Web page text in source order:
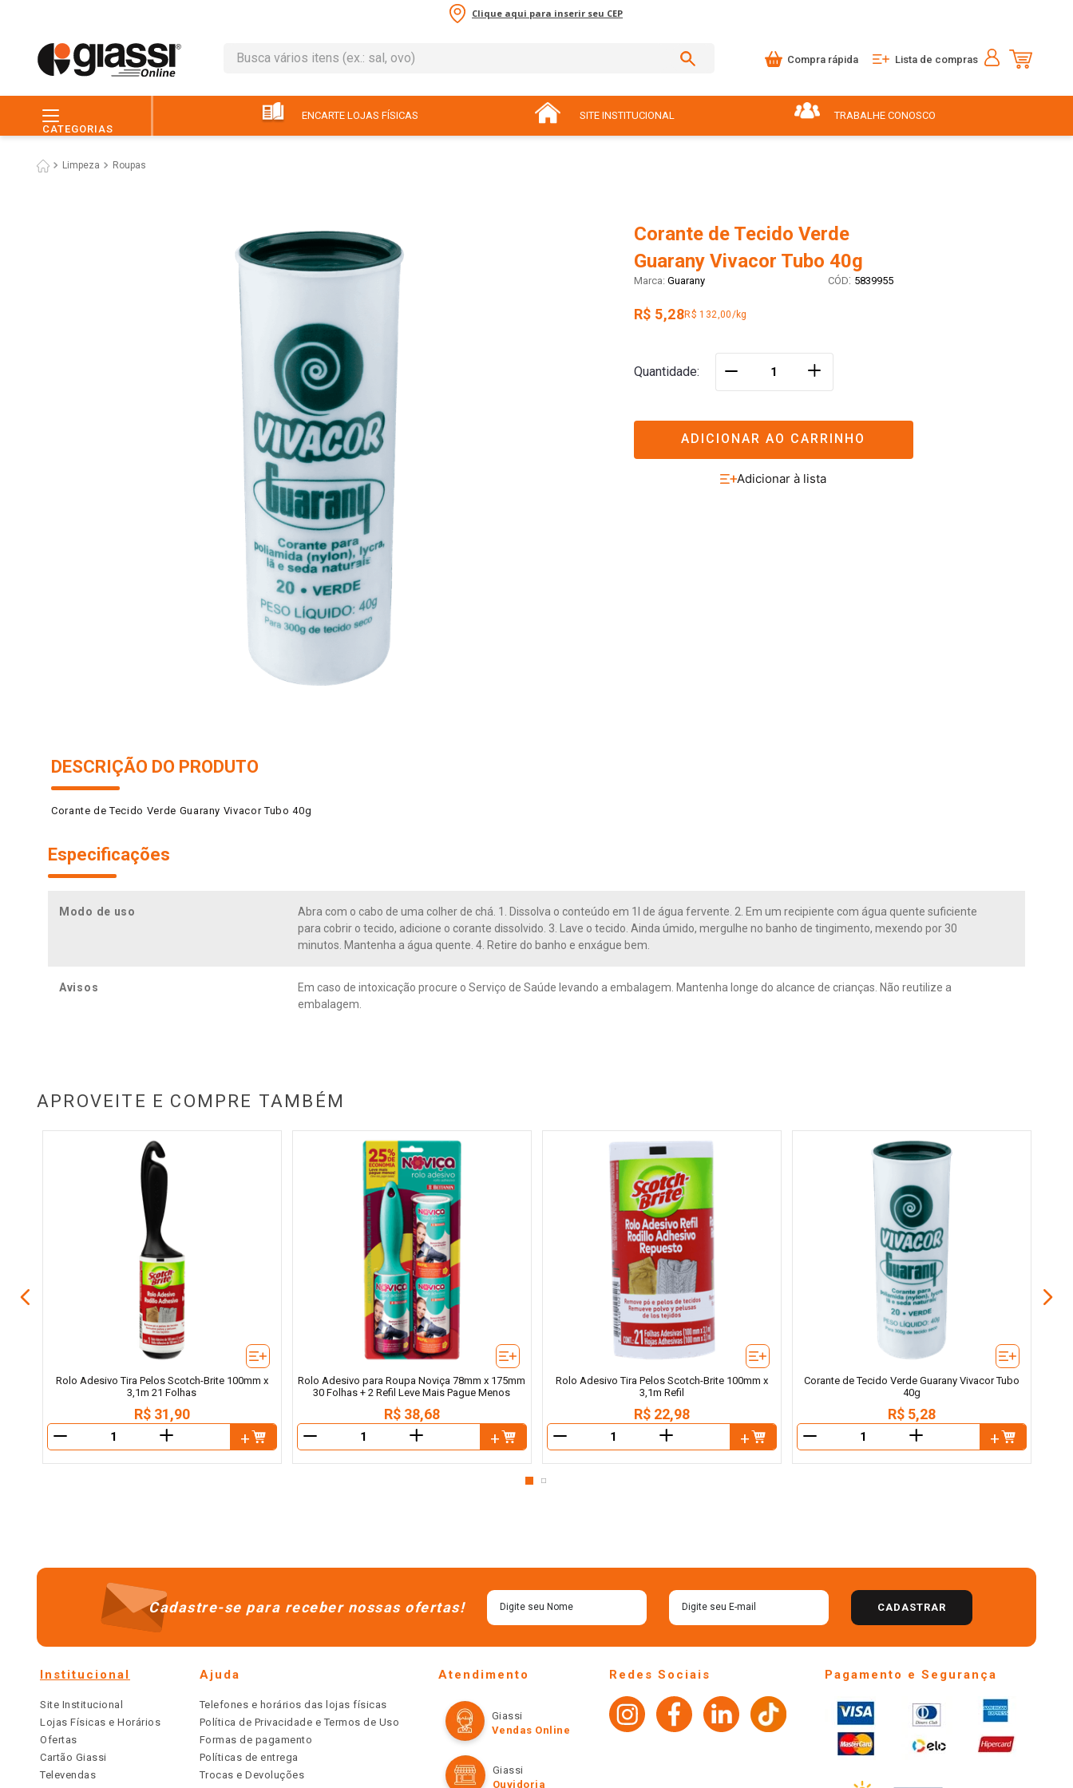
Clique aqui para inserir seu CEP
Busca vários itens (ex.: sal, ovo)
Compra rápida Lista de compras
CATEGORIAS
ENCARTE LOJAS FÍSICAS SITE INSTITUCIONAL TRABALHE CONOSCO
Limpeza Roupas
Corante de Tecido Verde
Guarany Vivacor Tubo 40g
Guarany : 5839955
R$ 5,28R$ 132,00/kg
Quantidade ＋
ADICIONAR AO CARRINHO
DESCRIÇÃO DO PRODUTO
Corante de Tecido Verde Guarany Vivacor Tubo 40g
Especificações
Modo de uso
Abra com o cabo de uma colher de chá. 1. Dissolva o conteúdo em 1l de água fervente. 2. Em um recipiente com água quente suficiente
para cobrir o tecido, adicione o corante dissolvido. 3. Lave o tecido. Ainda úmido, mergulhe no banho de tingimento, mexendo por 30
minutos. Mantenha a água quente. 4. Retire do banho e enxágue bem.
Avisos
Em caso de intoxicação procure o Serviço de Saúde levando a embalagem. Mantenha longe do alcance de crianças. Não reutilize a
embalagem.
APROVEITE E COMPRE TAMBÉM
Rolo Adesivo Tira Pelos Scotch-Brite 100mm x
3,1m 21 Folhas
R$ 31,90
＋
Rolo Adesivo para Roupa Noviça 78mm x 175mm
30 Folhas + 2 Refil Leve Mais Pague Menos
R$ 38,68
＋
Rolo Adesivo Tira Pelos Scotch-Brite 100mm x
3,1m Refil
R$ 22,98
＋
Corante de Tecido Verde Guarany Vivacor Tubo
40g
R$ 5,28
＋
Cadastre-se para receber nossas ofertas! CADASTRAR
Institucional
Site Institucional
Lojas Físicas e Horários
Ofertas
Cartão Giassi
Televendas
Ajuda
Telefones e horários das lojas físicas
Política de Privacidade e Termos de Uso
Formas de pagamento
Políticas de entrega
Trocas e Devoluções
Atendimento
Giassi
Vendas Online
Giassi
Ouvidoria
Redes Sociais Pagamento e Segurança
leite
6º arroz
pão
iogurte